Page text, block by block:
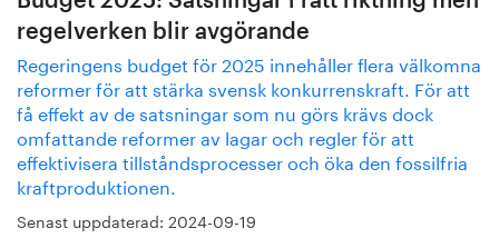
regelverken blir avgörande
Regeringens budget för 2025 innehåller flera välkomna
reformer för att stärka svensk konkurrenskraft. För att
få effekt av de satsningar som nu görs krävs dock
omfattande reformer av lagar och regler för att
effektivisera tillståndsprocesser och öka den fossilfria
kraftproduktionen.
Senast uppdaterad: 2024-09-19